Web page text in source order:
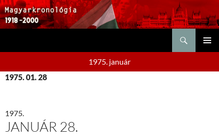
1975. január
1975. 01. 28
1975.
JANUÁR 28.